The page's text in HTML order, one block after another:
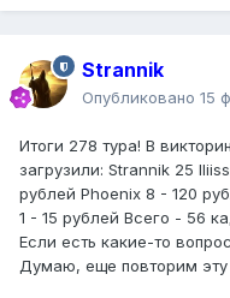
Strannik
Опубликовано 15
Итоги 278 тура! В
загрузили: Strannik 25
рублей Phoenix 8 - 120
1 - 15 рублей Всего - 56
Если есть какие-то
Думаю, еще повторим